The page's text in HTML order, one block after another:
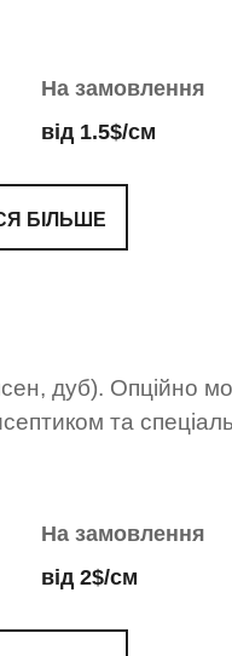
На замовлення
від 1.5$/см
БІЛЬШЕ
дуб). Опційно
та
На замовлення
від 2$/см